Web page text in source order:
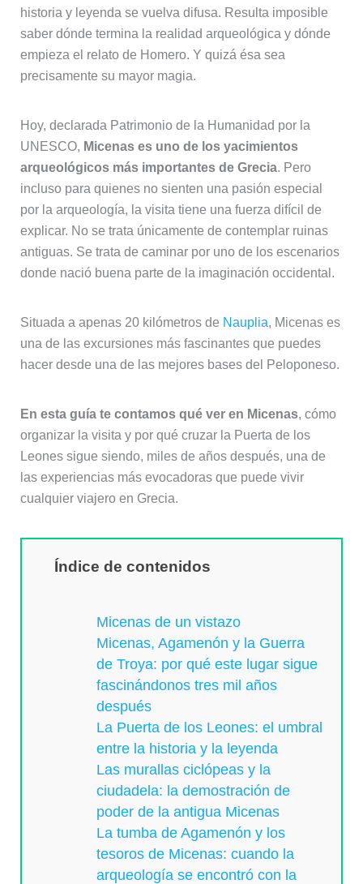
historia y leyenda se vuelva difusa. Resulta imposible
saber dónde termina la realidad arqueológica y dónde
empieza el relato de Homero. Y quizá ésa sea
precisamente su mayor magia.
Hoy, declarada Patrimonio de la Humanidad por la
UNESCO, Micenas es uno de los yacimientos
arqueológicos más importantes de Grecia. Pero
incluso para quienes no sienten una pasión especial
por la arqueología, la visita tiene una fuerza difícil de
explicar. No se trata únicamente de contemplar ruinas
antiguas. Se trata de caminar por uno de los escenarios
donde nació buena parte de la imaginación occidental.
Situada a apenas 20 kilómetros de Nauplia, Micenas es
una de las excursiones más fascinantes que puedes
hacer desde una de las mejores bases del Peloponeso.
En esta guía te contamos qué ver en Micenas, cómo
organizar la visita y por qué cruzar la Puerta de los
Leones sigue siendo, miles de años después, una de
las experiencias más evocadoras que puede vivir
cualquier viajero en Grecia.
Índice de contenidos
Micenas de un vistazo
Micenas, Agamenón y la Guerra
de Troya: por qué este lugar sigue
fascinándonos tres mil años
después
La Puerta de los Leones: el umbral
entre la historia y la leyenda
Las murallas ciclópeas y la
ciudadela: la demostración de
poder de la antigua Micenas
La tumba de Agamenón y los
tesoros de Micenas: cuando la
arqueología se encontró con la